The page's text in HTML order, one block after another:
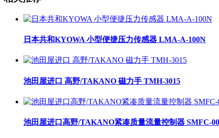
日本共和KYOWA 小型便捷压力传感器 LMA-A-100N
池田屋进口 高野/TAKANO 磁力手 TMH-3015
池田屋进口高野/TAKANO紧凑质量流量控制器 SMFC-